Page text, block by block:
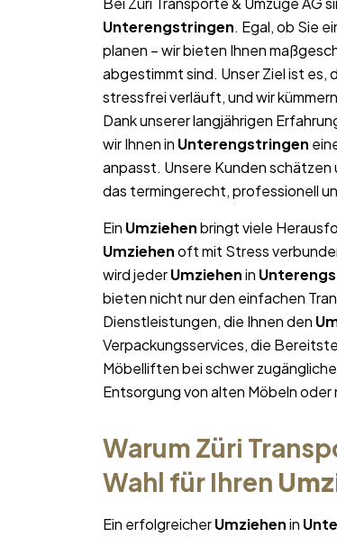
Unterengstringen. Egal, ob Sie
planen – wir bieten Ihnen
abgestimmt sind. Unser Ziel ist es,
stressfrei verläuft, und wir
Dank unserer langjährigen
wir Ihnen in Unterengstringen
anpasst. Unsere Kunden schätzen
das termingerecht, professionell
Ein Umziehenbringt viele
Umziehenoft mit Stress
wird jederUmziehenin
bieten nicht nur den einfachen
Dienstleistungen, die Ihnen den
Verpackungsservices, die
Möbelliften bei schwer
Entsorgung von alten Möbeln
Warum Züri
Wahl für Ihren
Ein erfolgreicherUmziehenin